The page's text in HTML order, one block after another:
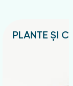
PLANTE ȘI